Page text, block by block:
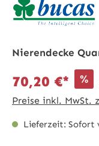
Nierendecke
70,20 €* %
Preise inkl. MwSt.
Lieferzeit: Sofort